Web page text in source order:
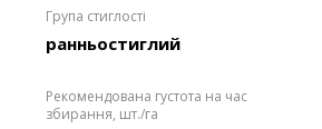
Група стиглості
ранньостиглий
Рекомендована густота на час
збирання, шт./га